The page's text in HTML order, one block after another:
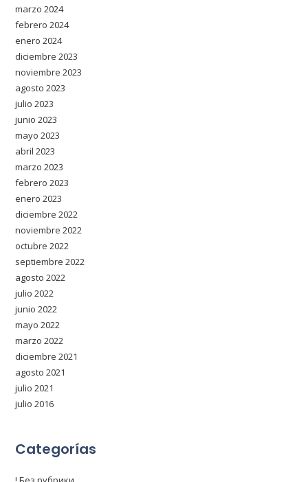
marzo 2024
febrero 2024
enero 2024
diciembre 2023
noviembre 2023
agosto 2023
julio 2023
junio 2023
mayo 2023
abril 2023
marzo 2023
febrero 2023
enero 2023
diciembre 2022
noviembre 2022
octubre 2022
septiembre 2022
agosto 2022
julio 2022
junio 2022
mayo 2022
marzo 2022
diciembre 2021
agosto 2021
julio 2021
julio 2016
Categorías